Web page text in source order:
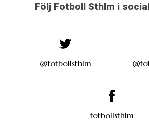
Följ Fotboll Sthlm i
@fotbollsthlm
fotbollsthlm